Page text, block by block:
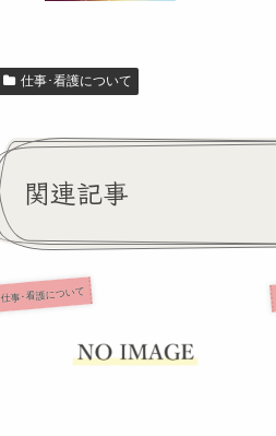
仕事･看護について
関連記事
仕事･看護について